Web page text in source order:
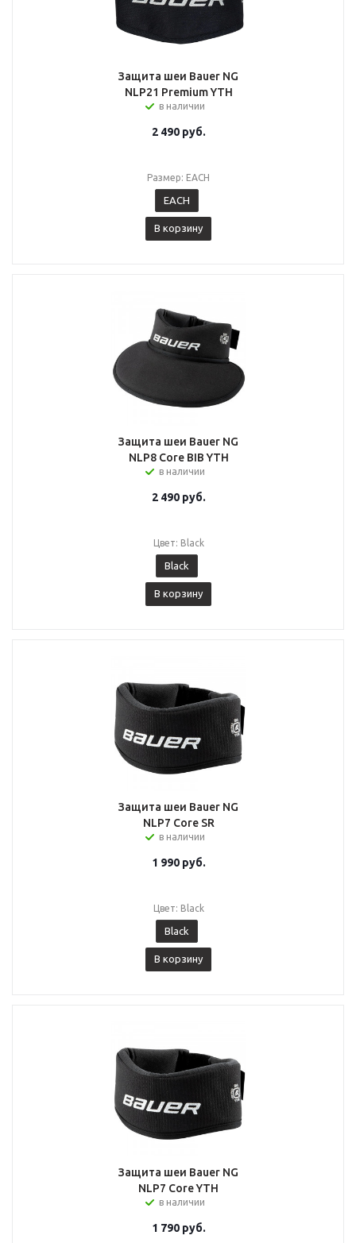
Защита шеи Bauer NG
NLP21 Premium YTH
в наличии
2 490руб.
Размер: EACH
EACH
В корзину
Защита шеи Bauer NG
NLP8 Core BIB YTH
в наличии
2 490руб.
Цвет: Black
Black
В корзину
Защита шеи Bauer NG
NLP7 Core SR
в наличии
1 990руб.
Цвет: Black
Black
В корзину
Защита шеи Bauer NG
NLP7 Core YTH
в наличии
1 790руб.